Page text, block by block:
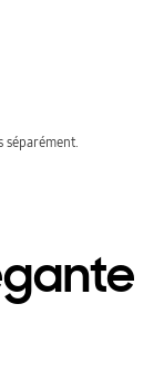
séparément.